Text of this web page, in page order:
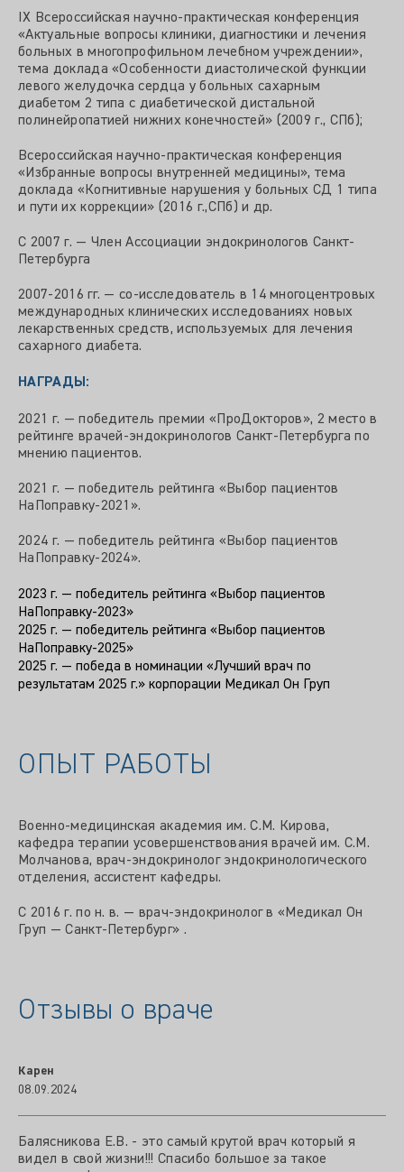
IХ Всероссийская научно-практическая конференция
«Актуальные вопросы клиники, диагностики и лечения
больных в многопрофильном лечебном учреждении»,
тема доклада «Особенности диастолической функции
левого желудочка сердца у больных сахарным
диабетом 2 типа с диабетической дистальной
полинейропатией нижних конечностей» (2009 г., СПб);
Всероссийская научно-практическая конференция
«Избранные вопросы внутренней медицины», тема
доклада «Когнитивные нарушения у больных СД 1 типа
и пути их коррекции» (2016 г.,СПб) и др.
С 2007 г. — Член Ассоциации эндокринологов Санкт-
Петербурга
2007-2016 гг. — со-исследователь в 14 многоцентровых
международных клинических исследованиях новых
лекарственных средств, используемых для лечения
сахарного диабета.
НАГРАДЫ:
2021 г. — победитель премии «ПроДокторов», 2 место в
рейтинге врачей-эндокринологов Санкт-Петербурга по
мнению пациентов.
2021 г. — победитель рейтинга «Выбор пациентов
НаПоправку-2021».
2024 г. — победитель рейтинга «Выбор пациентов
НаПоправку-2024».
2023 г. — победитель рейтинга «Выбор пациентов
НаПоправку-2023»
2025 г. — победитель рейтинга «Выбор пациентов
НаПоправку-2025»
2025 г. — победа в номинации «Лучший врач по
результатам 2025 г.» корпорации Медикал Он Груп
ОПЫТ РАБОТЫ
Военно-медицинская академия им. С.М. Кирова,
кафедра терапии усовершенствования врачей им. С.М.
Молчанова, врач-эндокринолог эндокринологического
отделения, ассистент кафедры.
С 2016 г. по н. в. — врач-эндокринолог в «Медикал Он
Груп — Санкт-Петербург» .
Отзывы о враче
Карен
08.09.2024
Балясникова Е.В. - это самый крутой врач который я
видел в свой жизни!!! Спасибо большое за такое